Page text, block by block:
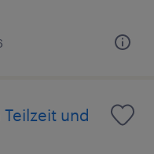
Teilzeit und